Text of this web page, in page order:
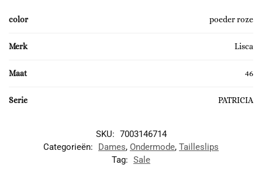
color poeder roze
Merk Lisca
Maat 46
Serie PATRICIA
SKU: 7003146714
Categorieën:
Dames, Ondermode, Tailleslips
Tag: Sale